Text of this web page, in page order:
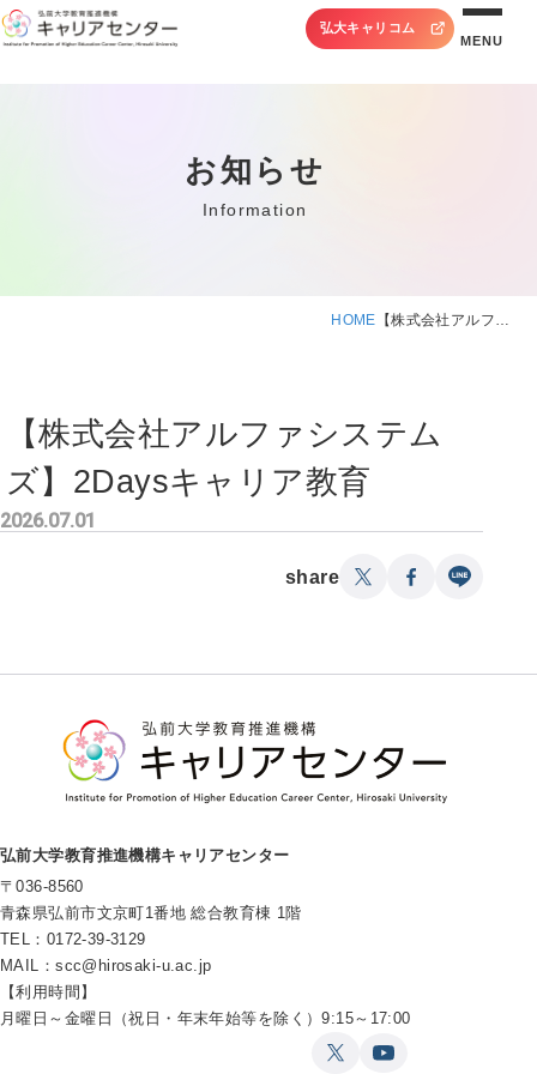
弘大キャリコム
MENU
お知らせ
Information
HOME 【株式会社アルフ…
【株式会社アルファシステム
ズ】2Daysキャリア教育
2026.07.01
share
弘前大学教育推進機構キャリアセンター
〒036-8560
青森県弘前市文京町1番地 総合教育棟 1階
TEL：0172-39-3129
MAIL：scc@hirosaki-u.ac.jp
【利用時間】
月曜日～金曜日（祝日・年末年始等を除く）9:15～17:00